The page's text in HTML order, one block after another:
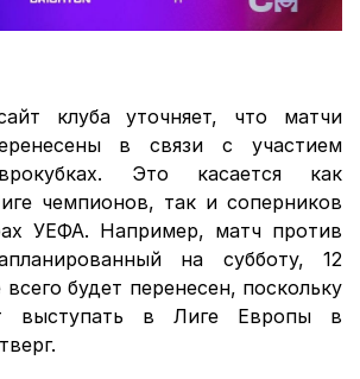
клуба уточняет, что матчи
в связи с участием
Это касается как
чемпионов, так и соперников
УЕФА. Например, матч против
на субботу, 12
будет перенесен, поскольку
выступать в Лиге Европы в